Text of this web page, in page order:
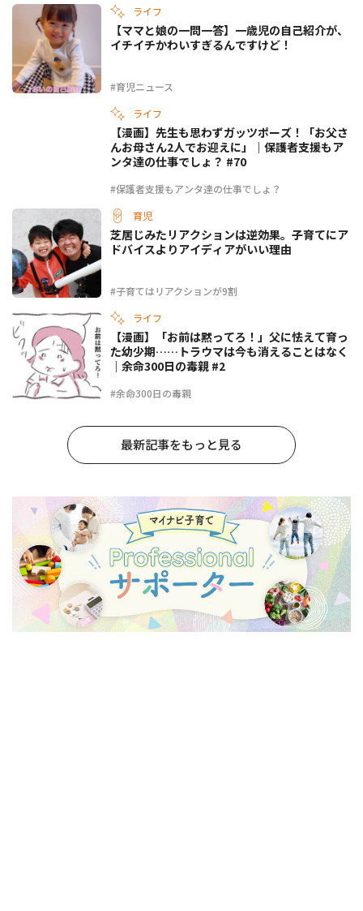
ライフ
#育児ニュース
【ママと娘の一問一答】一歳児の自己紹介が、
イチイチかわいすぎるんですけど！
ライフ
#保護者支援もアンタ達の仕事でしょ？
【漫画】先生も思わずガッツポーズ！「お父さ
んお母さん2人でお迎えに」｜保護者支援もア
ンタ達の仕事でしょ？ #70
育児
#子育てはリアクションが9割
芝居じみたリアクションは逆効果。子育てにア
ドバイスよりアイディアがいい理由
ライフ
#余命300日の毒親
【漫画】「お前は黙ってろ！」父に怯えて育っ
た幼少期……トラウマは今も消えることはなく
｜余命300日の毒親 #2
最新記事をもっと見る